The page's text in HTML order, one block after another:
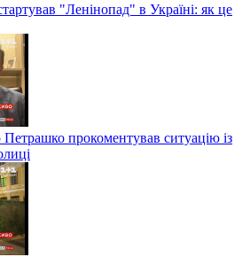
"Ленінопад" в Україні: як це
Петрашко прокоментував ситуацію із